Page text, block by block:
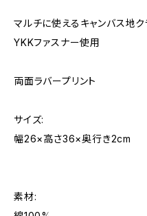
マルチに使えるキャンバス地ク
YKKファスナー使用
両面ラバープリント
サイズ:
幅26×高さ36×奥行き2cm
素材: